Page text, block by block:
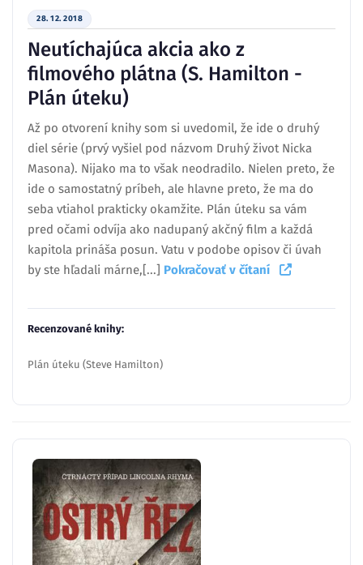
28. 12. 2018
Neutíchajúca akcia ako z
filmového plátna (S. Hamilton -
Plán úteku)
Až po otvorení knihy som si uvedomil, že ide o druhý
diel série (prvý vyšiel pod názvom Druhý život Nicka
Masona). Nijako ma to však neodradilo. Nielen preto, že
ide o samostatný príbeh, ale hlavne preto, že ma do
seba vtiahol prakticky okamžite. Plán úteku sa vám
pred očami odvíja ako nadupaný akčný film a každá
kapitola prináša posun. Vatu v podobe opisov či úvah
by ste hľadali márne,[...] Pokračovať v čítaní
Recenzované knihy:
Plán úteku (Steve Hamilton)